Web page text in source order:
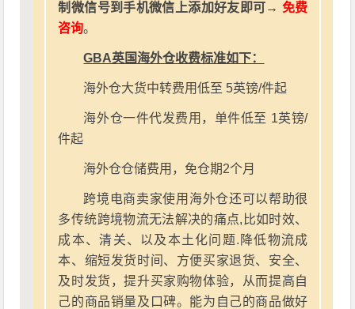
制微信号到手机微信上添加好友即可→ 免费
咨询。
GBA英国海外仓收费标准如下：
海外仓大货中转费用低至 5英镑/件起
海外仓一件代发费用，单件低至 1英镑/
件起
海外仓仓储费用，免仓期2个月
跨境电商卖家使用海外仓还可以帮助很
多传统跨境物流无法解决的痛点,比如时效、
成本、清关、以及本土化问题.降低物流成
本、缩短发货时间、方便买家退货、安全、
及时发货，提升买家购物体验，从而提高自
己的商品销量及口碑。能为自己的商品做好